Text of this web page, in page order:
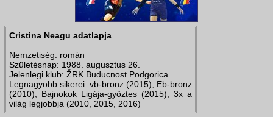
Cristina Neagu adatlapja
Nemzetiség: román
Születésnap: 1988. augusztus 26.
Jelenlegi klub: ŽRK Buducnost Podgorica
Legnagyobb sikerei: vb-bronz (2015), Eb-bronz
(2010), Bajnokok Ligája-győztes (2015), 3x a
világ legjobbja (2010, 2015, 2016)